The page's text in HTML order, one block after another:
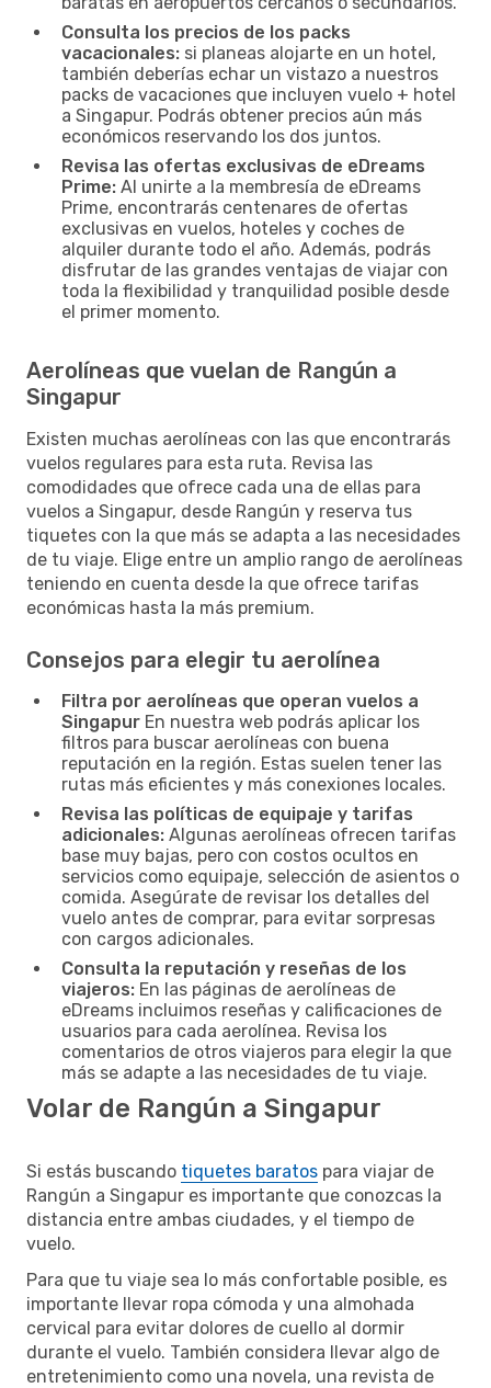
Consulta los precios de los packs
vacacionales: si planeas alojarte en un hotel,
también deberías echar un vistazo a nuestros
packs de vacaciones que incluyen vuelo + hotel
a Singapur. Podrás obtener precios aún más
económicos reservando los dos juntos.
Revisa las ofertas exclusivas de eDreams
Prime: Al unirte a la membresía de eDreams
Prime, encontrarás centenares de ofertas
exclusivas en vuelos, hoteles y coches de
alquiler durante todo el año. Además, podrás
disfrutar de las grandes ventajas de viajar con
toda la flexibilidad y tranquilidad posible desde
el primer momento.
Aerolíneas que vuelan de Rangún a
Singapur
Existen muchas aerolíneas con las que encontrarás
vuelos regulares para esta ruta. Revisa las
comodidades que ofrece cada una de ellas para
vuelos a Singapur, desde Rangún y reserva tus
tiquetes con la que más se adapta a las necesidades
de tu viaje. Elige entre un amplio rango de aerolíneas
teniendo en cuenta desde la que ofrece tarifas
económicas hasta la más premium.
Consejos para elegir tu aerolínea
Filtra por aerolíneas que operan vuelos a
Singapur En nuestra web podrás aplicar los
filtros para buscar aerolíneas con buena
reputación en la región. Estas suelen tener las
rutas más eficientes y más conexiones locales.
Revisa las políticas de equipaje y tarifas
adicionales: Algunas aerolíneas ofrecen tarifas
base muy bajas, pero con costos ocultos en
servicios como equipaje, selección de asientos o
comida. Asegúrate de revisar los detalles del
vuelo antes de comprar, para evitar sorpresas
con cargos adicionales.
Consulta la reputación y reseñas de los
viajeros: En las páginas de aerolíneas de
eDreams incluimos reseñas y calificaciones de
usuarios para cada aerolínea. Revisa los
comentarios de otros viajeros para elegir la que
más se adapte a las necesidades de tu viaje.
Volar de Rangún a Singapur
Si estás buscando tiquetes baratos para viajar de
Rangún a Singapur es importante que conozcas la
distancia entre ambas ciudades, y el tiempo de
vuelo.
Para que tu viaje sea lo más confortable posible, es
importante llevar ropa cómoda y una almohada
cervical para evitar dolores de cuello al dormir
durante el vuelo. También considera llevar algo de
entretenimiento como una novela, una revista de